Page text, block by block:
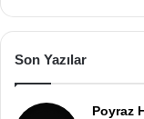
Son Yazılar
Poyraz